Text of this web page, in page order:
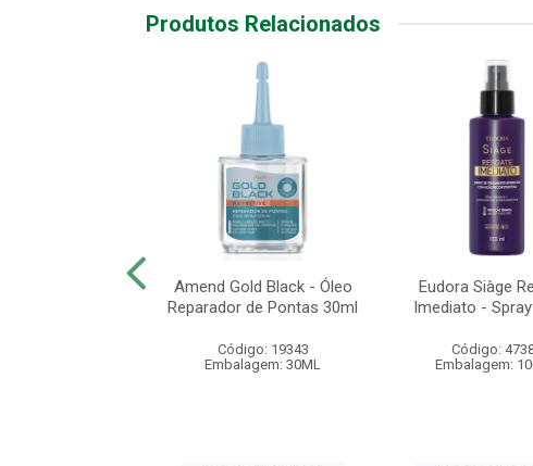
Produtos Relacionados
Amend Gold Black - Óleo
Reparador de Pontas 30ml
Código: 19343
Embalagem: 30ML
Eudora Siàge
Imediato -
Código:
Embalagem: